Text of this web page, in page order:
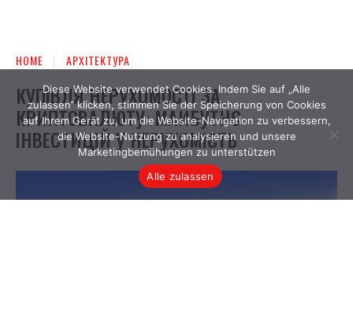
Diese Website verwendet Cookies. Indem Sie auf „Alle
zulassen“ klicken, stimmen Sie der Speicherung von Cookies
auf Ihrem Gerät zu, um die Website-Navigation zu verbessern,
die Website-Nutzung zu analysieren und unsere
Marketingbemühungen zu unterstützen
Alle zulassen